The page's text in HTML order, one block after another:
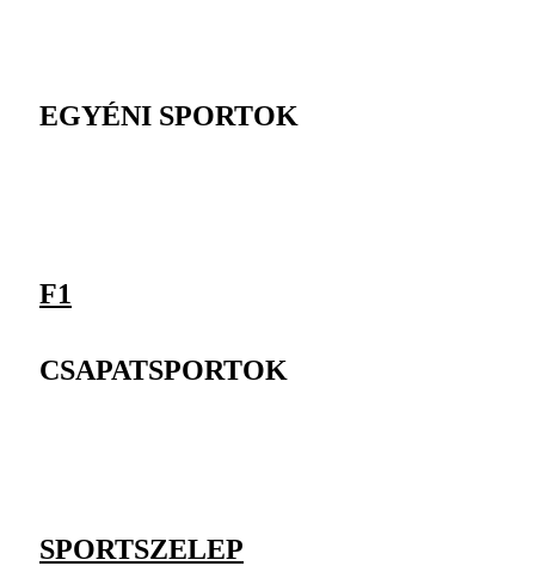
EGYÉNI SPORTOK
F1
CSAPATSPORTOK
SPORTSZELEP